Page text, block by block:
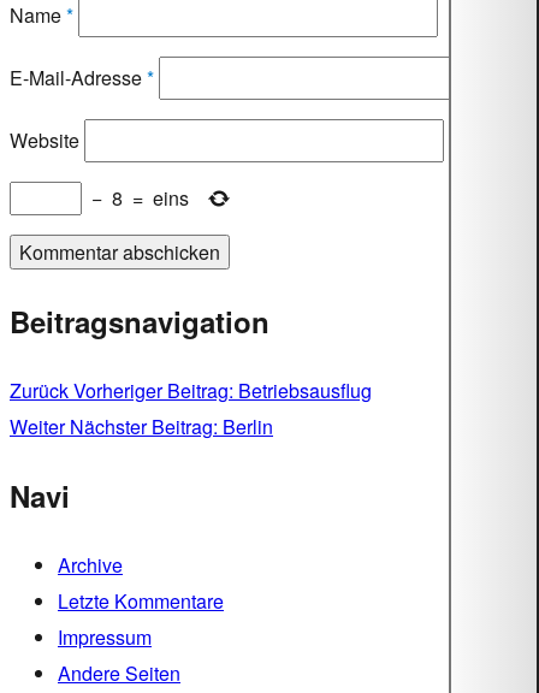
Name*
E-Mail-Adresse*
Website
− 8 = eins
Beitragsnavigation
ZurückVorheriger Beitrag: Betriebsausflug
Weiter Nächster Beitrag: Berlin
Navi
Archive
Letzte Kommentare
Impressum
Andere Seiten